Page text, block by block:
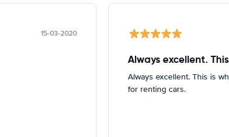
15-03-2020
Always excellent.
Always excellent. This is
for renting cars.